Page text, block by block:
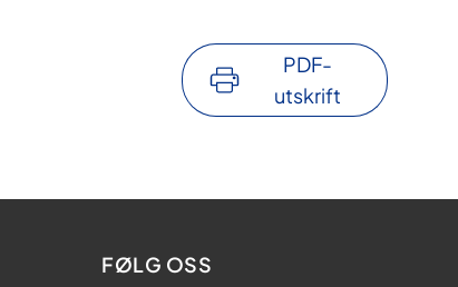
PDF-
utskrift
FØLG OSS